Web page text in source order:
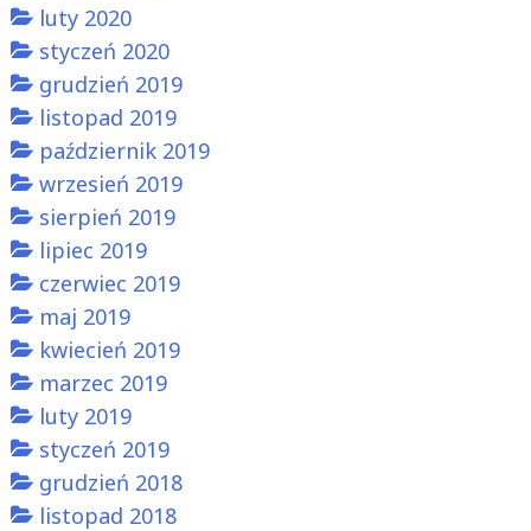
luty 2020
styczeń 2020
grudzień 2019
listopad 2019
październik 2019
wrzesień 2019
sierpień 2019
lipiec 2019
czerwiec 2019
maj 2019
kwiecień 2019
marzec 2019
luty 2019
styczeń 2019
grudzień 2018
listopad 2018